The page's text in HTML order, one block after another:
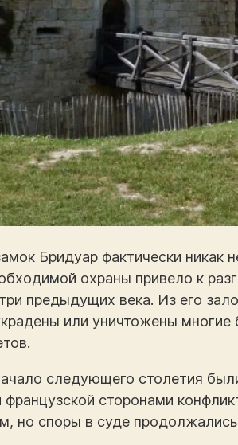
Бридуар фактически никак
охраны привело к
предыдущих века. Из его
или уничтожены многие
следующего столетия
французской сторонами
но споры в суде